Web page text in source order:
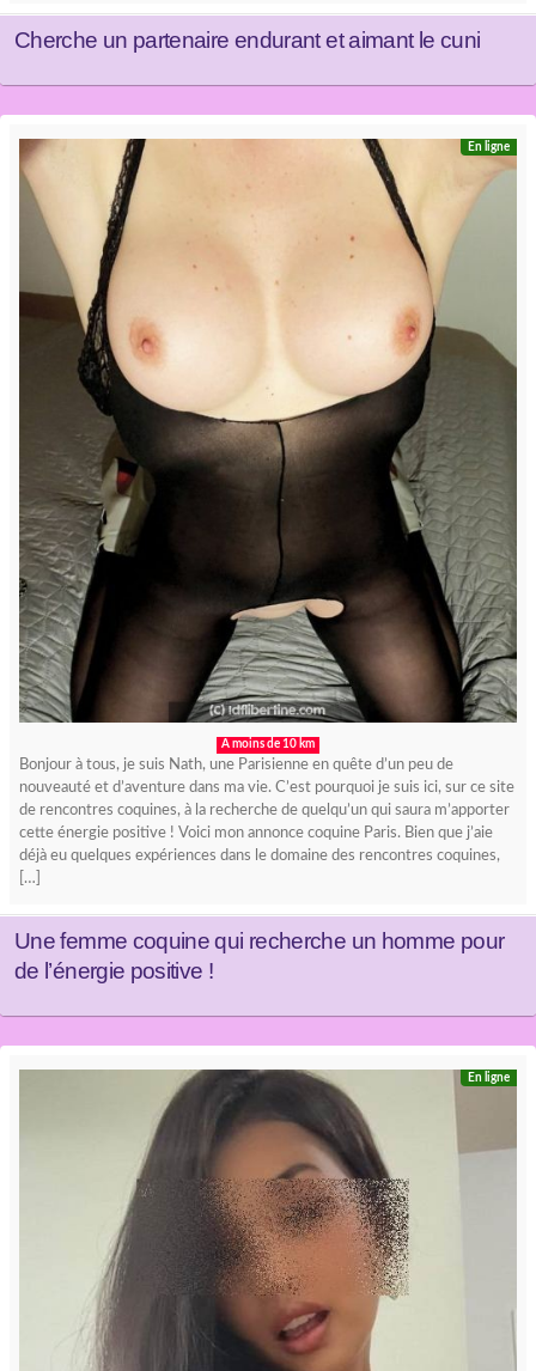
Cherche un partenaire endurant et aimant le cuni
En ligne
A moins de 10 km
Bonjour à tous, je suis Nath, une Parisienne en quête d’un peu de
nouveauté et d’aventure dans ma vie. C’est pourquoi je suis ici, sur ce site
de rencontres coquines, à la recherche de quelqu’un qui saura m’apporter
cette énergie positive ! Voici mon annonce coquine Paris. Bien que j’aie
déjà eu quelques expériences dans le domaine des rencontres coquines,
[…]
Une femme coquine qui recherche un homme pour
de l’énergie positive !
En ligne